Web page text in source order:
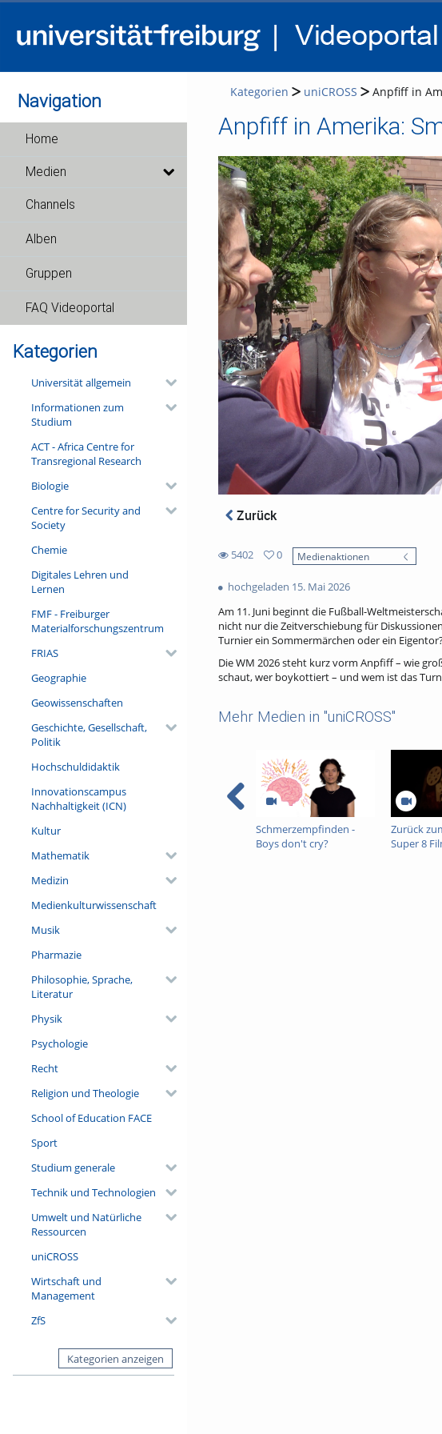
Navigation
Home
Medien
Channels
Alben
Gruppen
FAQ Videoportal
Kategorien
Universität allgemein
Informationen zum
Studium
ACT - Africa Centre for
Transregional Research
Biologie
Centre for Security and
Society
Chemie
Digitales Lehren und
Lernen
FMF - Freiburger
Materialforschungszentrum
FRIAS
Geographie
Geowissenschaften
Geschichte, Gesellschaft,
Politik
Hochschuldidaktik
Innovationscampus
Nachhaltigkeit (ICN)
Kultur
Mathematik
Medizin
Medienkulturwissenschaft
Musik
Pharmazie
Philosophie, Sprache,
Literatur
Physik
Psychologie
Recht
Religion und Theologie
School of Education FACE
Sport
Studium generale
Technik und Technologien
Umwelt und Natürliche
Ressourcen
uniCROSS
Wirtschaft und
Management
ZfS
Kategorien anzeigen
Kategorien uniCROSS Anpfiff in
Anpfiff in Amerika:
Zurück
5402
views
0
favorites
Medienaktionen
hochgeladen 15. Mai 2026
Am 11. Juni beginnt die Fußball-
nicht nur die Zeitverschiebung für
Turnier ein Sommermärchen oder ein
Die WM 2026 steht kurz vorm Anpfiff – wie
schaut, wer boykottiert – und wem ist das
Mehr Medien in "uniCROSS"
Schmerzempfinden -
Boys don't cry?
Zurück
Super 8